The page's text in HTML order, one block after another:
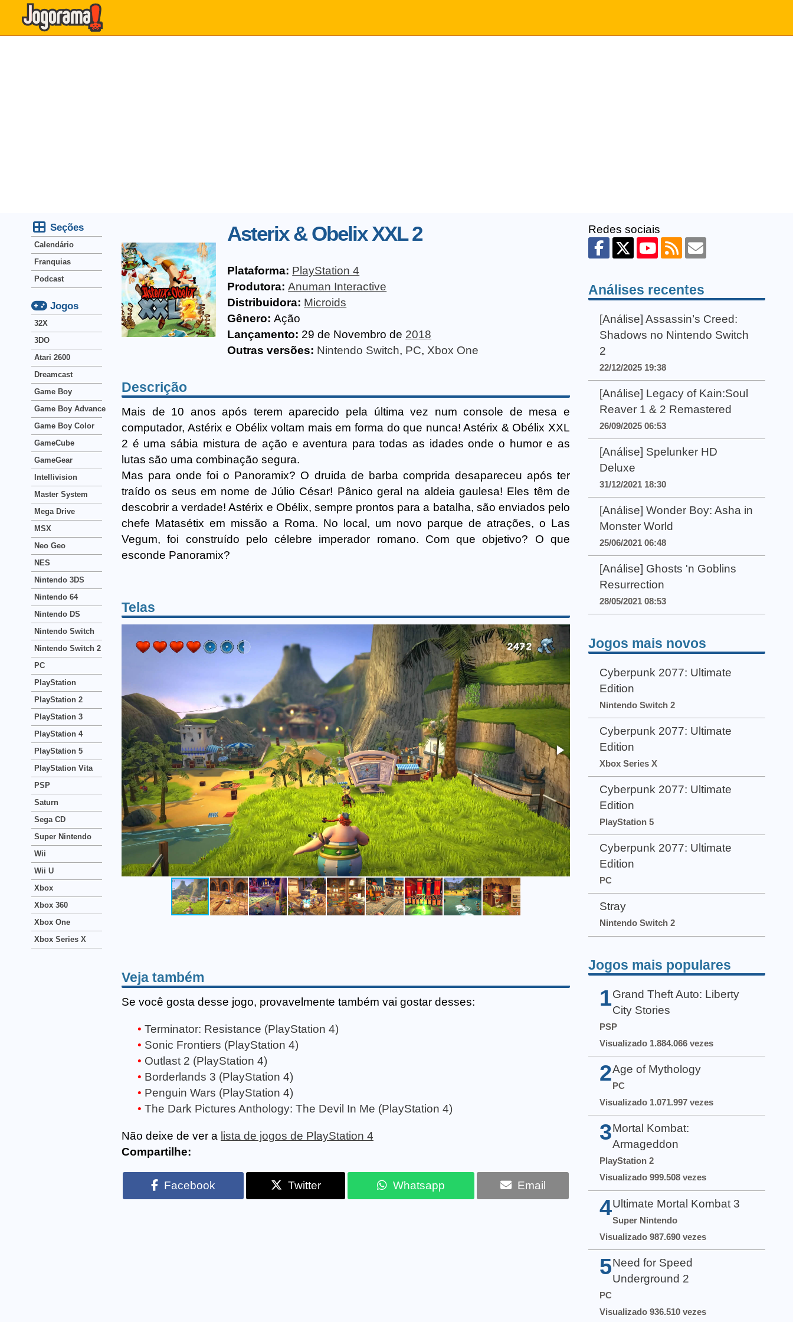
Asterix & Obelix XXL 2
Plataforma: PlayStation 4
Produtora: Anuman Interactive
Distribuidora: Microids
Gênero: Ação
Lançamento: 29 de Novembro de 2018
Outras versões: Nintendo Switch, PC, Xbox One
Descrição
Mais de 10 anos após terem aparecido pela última vez num console de mesa e
computador, Astérix e Obélix voltam mais em forma do que nunca! Astérix & Obélix XXL
2 é uma sábia mistura de ação e aventura para todas as idades onde o humor e as
lutas são uma combinação segura.
Mas para onde foi o Panoramix? O druida de barba comprida desapareceu após ter
traído os seus em nome de Júlio César! Pânico geral na aldeia gaulesa! Eles têm de
descobrir a verdade! Astérix e Obélix, sempre prontos para a batalha, são enviados pelo
chefe Matasétix em missão a Roma. No local, um novo parque de atrações, o Las
Vegum, foi construído pelo célebre imperador romano. Com que objetivo? O que
esconde Panoramix?
Telas
Veja também
Se você gosta desse jogo, provavelmente também vai gostar desses:
Terminator: Resistance (PlayStation 4)
Sonic Frontiers (PlayStation 4)
Outlast 2 (PlayStation 4)
Borderlands 3 (PlayStation 4)
Penguin Wars (PlayStation 4)
The Dark Pictures Anthology: The Devil In Me (PlayStation 4)
Não deixe de ver a lista de jogos de PlayStation 4
Compartilhe:
Facebook Twitter Whatsapp Email
Seções
Calendário
Franquias
Podcast
Jogos
32X
3DO
Atari 2600
Dreamcast
Game Boy
Game Boy Advance
Game Boy Color
GameCube
GameGear
Intellivision
Master System
Mega Drive
MSX
Neo Geo
NES
Nintendo 3DS
Nintendo 64
Nintendo DS
Nintendo Switch
Nintendo Switch 2
PC
PlayStation
PlayStation 2
PlayStation 3
PlayStation 4
PlayStation 5
PlayStation Vita
PSP
Saturn
Sega CD
Super Nintendo
Wii
Wii U
Xbox
Xbox 360
Xbox One
Xbox Series X
Redes sociais
Análises recentes
[Análise] Assassin’s Creed:
Shadows no Nintendo Switch
2
22/12/2025 19:38
[Análise] Legacy of Kain:Soul
Reaver 1 & 2 Remastered
26/09/2025 06:53
[Análise] Spelunker HD
Deluxe
31/12/2021 18:30
[Análise] Wonder Boy: Asha in
Monster World
25/06/2021 06:48
[Análise] Ghosts 'n Goblins
Resurrection
28/05/2021 08:53
Jogos mais novos
Cyberpunk 2077: Ultimate
Edition
Nintendo Switch 2
Cyberpunk 2077: Ultimate
Edition
Xbox Series X
Cyberpunk 2077: Ultimate
Edition
PlayStation 5
Cyberpunk 2077: Ultimate
Edition
PC
Stray
Nintendo Switch 2
Jogos mais populares
1 Grand Theft Auto: Liberty
City Stories
PSP
Visualizado 1.884.066 vezes
2Age of Mythology
PC
Visualizado 1.071.997 vezes
3 Mortal Kombat:
Armageddon
PlayStation 2
Visualizado 999.508 vezes
4 Ultimate Mortal Kombat 3
Super Nintendo
Visualizado 987.690 vezes
5 Need for Speed
Underground 2
PC
Visualizado 936.510 vezes